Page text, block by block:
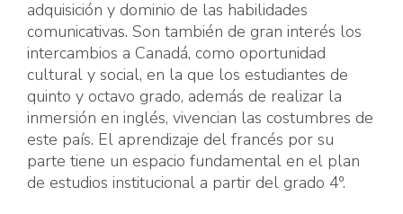
adquisición y dominio de las habilidades
comunicativas. Son también de gran interés los
intercambios a Canadá, como oportunidad
cultural y social, en la que los estudiantes de
quinto y octavo grado, además de realizar la
inmersión en inglés, vivencian las costumbres de
este país. El aprendizaje del francés por su
parte tiene un espacio fundamental en el plan
de estudios institucional a partir del grado 4º.